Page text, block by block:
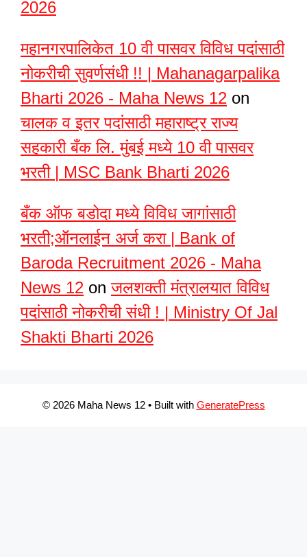
2026
महानगरपालिकेत 10 वी पासवर विविध पदांसाठी
नोकरीची सुवर्णसंधी !! | Mahanagarpalika
Bharti 2026 - Maha News 12 on
चालक व इतर पदांसाठी महाराष्ट्र राज्य
सहकारी बँक लि. मुंबई मध्ये 10 वी पासवर
भरती | MSC Bank Bharti 2026
बँक ऑफ बडोदा मध्ये विविध जागांसाठी
भरती;ऑनलाईन अर्ज करा | Bank of
Baroda Recruitment 2026 - Maha
News 12 onजलशक्ती मंत्रालयात विविध
पदांसाठी नोकरीची संधी ! | Ministry Of Jal
Shakti Bharti 2026
© 2026 Maha News 12• Built with GeneratePress